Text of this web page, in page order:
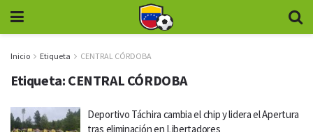
Inicio Etiqueta CENTRAL CÓRDOBA
Etiqueta: CENTRAL CÓRDOBA
Deportivo Táchira cambia el chip y lidera el Apertura
tras eliminación en Libertadores